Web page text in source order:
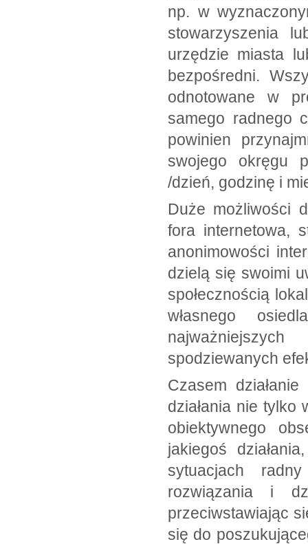
np. w
stowarzyszenia
urzędzie miasta
bezpośredni.
odnotowane w
samego radnego
powinien
swojego okręgu
/dzień, godzinę i
Duże możliwości
fora internetowa,
anonimowości
dzielą się swoimi
społecznością
własnego
spodziewanych
Czasem
działania nie tylko
obiektywnego
jakiegoś
sytuacjach
rozwiązania i
przeciwstawiając
się do